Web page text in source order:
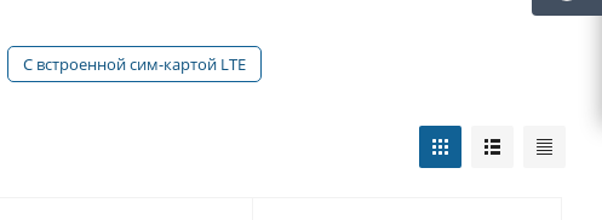
С встроенной сим-картой LTE